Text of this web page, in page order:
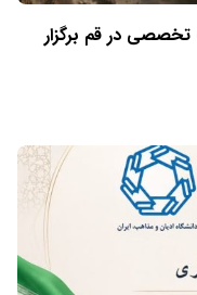
تخصصی در قم برگزار